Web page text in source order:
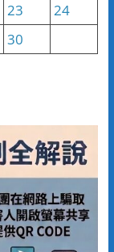
23
24
30